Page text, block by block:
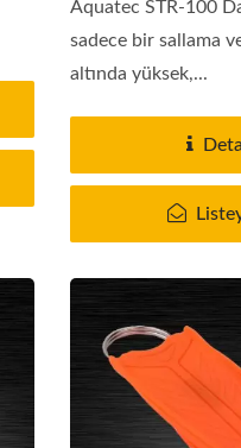
Aquatec STR-100
sadece bir sallama
altında yüksek,...